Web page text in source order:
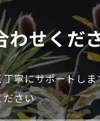
わせくだ
丁寧にサポートしま
ださい